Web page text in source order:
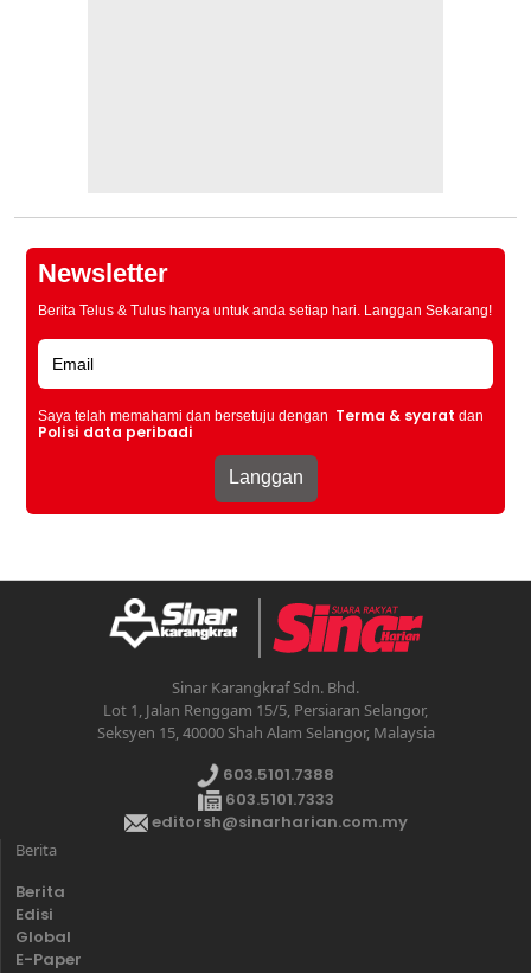
Newsletter
Berita Telus & Tulus hanya untuk anda setiap hari. Langgan Sekarang!
Saya telah memahami dan bersetuju dengan Terma & syarat dan
Polisi data peribadi
Sinar Karangkraf Sdn. Bhd.
Lot 1, Jalan Renggam 15/5, Persiaran Selangor,
Seksyen 15, 40000 Shah Alam Selangor, Malaysia
603.5101.7388
603.5101.7333
editorsh@sinarharian.com.my
Berita
Berita
Edisi
Global
E-Paper